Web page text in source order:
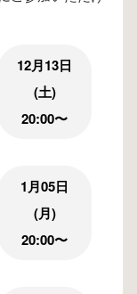
12月13日
(土)
20:00〜
1月05日
(月)
20:00〜